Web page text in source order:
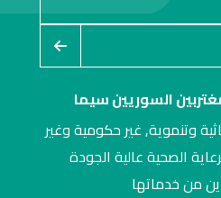
السوريين سيما
وتنموية, غير حكومية وغير
الصحية عالية الجودة
من خدماتها